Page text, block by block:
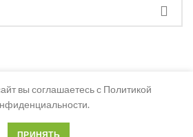
вы соглашаетесь с Политикой
ПРИНЯТЬ